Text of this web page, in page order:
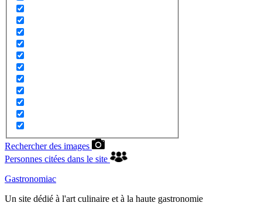
Rechercher des images
Personnes citées dans le site
Gastronomiac
Un site dédié à l'art culinaire et à la haute gastronomie